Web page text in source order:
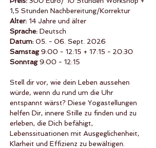
1,5 Stunden Nachbereitung/Korrektur
Alter: 14 Jahre und älter
Sprache: Deutsch
Datum: 05. - 06. Sept. 2026
Samstag 9:00 - 12:15 + 17:15 - 20:30
Sonntag 9:00 - 12:15
Stell dir vor, wie dein Leben aussehen
würde, wenn du rund um die Uhr
entspannt wärst? Diese Yogastellungen
helfen Dir, innere Stille zu finden und zu
erleben, die Dich befähigt,
Lebenssituationen mit Ausgeglichenheit,
Klarheit und Effizienz zu bewältigen.